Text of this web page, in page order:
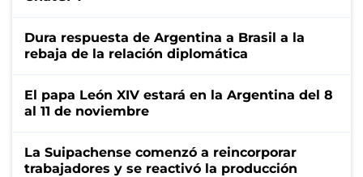
Dura respuesta de Argentina a Brasil a la
rebaja de la relación diplomática
El papa León XIV estará en la Argentina del 8
al 11 de noviembre
La Suipachense comenzó a reincorporar
trabajadores y se reactivó la producción